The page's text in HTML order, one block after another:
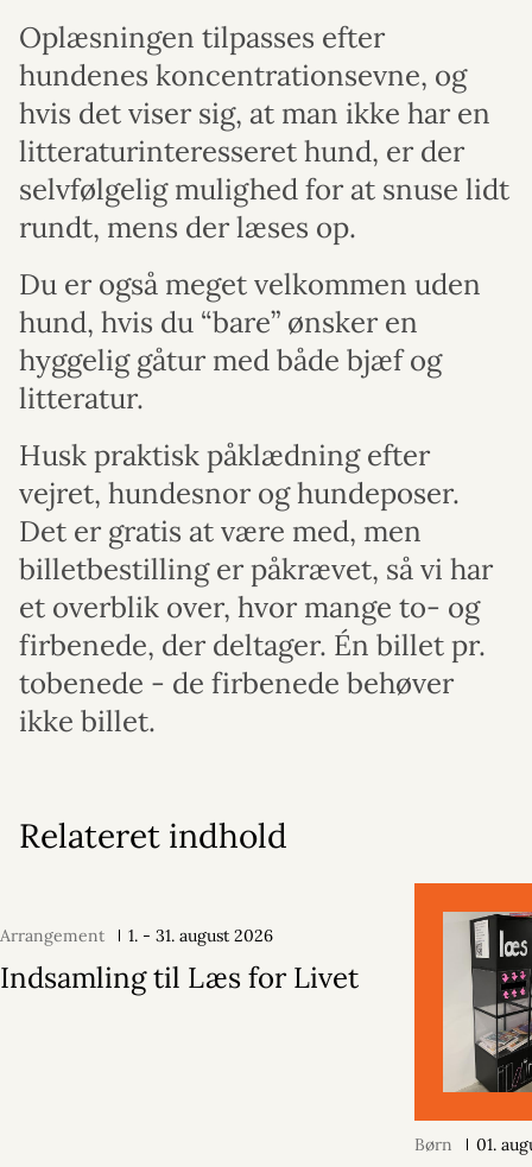
Oplæsningen tilpasses efter
hundenes koncentrationsevne, og
hvis det viser sig, at man ikke har en
litteraturinteresseret hund, er der
selvfølgelig mulighed for at snuse lidt
rundt, mens der læses op.
Du er også meget velkommen uden
hund, hvis du “bare” ønsker en
hyggelig gåtur med både bjæf og
litteratur.
Husk praktisk påklædning efter
vejret, hundesnor og hundeposer.
Det er gratis at være med, men
billetbestilling er påkrævet, så vi har
et overblik over, hvor mange to- og
firbenede, der deltager. Én billet pr.
tobenede - de firbenede behøver
ikke billet.
Relateret indhold
Arrangement 1. - 31. august 2026
Indsamling til Læs for Livet
Børn 01.